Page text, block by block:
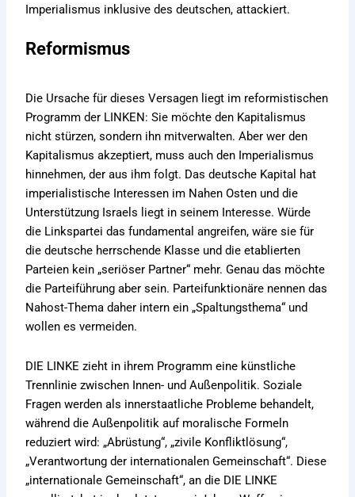
Imperialismus inklusive des deutschen, attackiert.
Reformismus
Die Ursache für dieses Versagen liegt im reformistischen
Programm der LINKEN: Sie möchte den Kapitalismus
nicht stürzen, sondern ihn mitverwalten. Aber wer den
Kapitalismus akzeptiert, muss auch den Imperialismus
hinnehmen, der aus ihm folgt. Das deutsche Kapital hat
imperialistische Interessen im Nahen Osten und die
Unterstützung Israels liegt in seinem Interesse. Würde
die Linkspartei das fundamental angreifen, wäre sie für
die deutsche herrschende Klasse und die etablierten
Parteien kein „seriöser Partner“ mehr. Genau das möchte
die Parteiführung aber sein. Parteifunktionäre nennen das
Nahost-Thema daher intern ein „Spaltungsthema“ und
wollen es vermeiden.
DIE LINKE zieht in ihrem Programm eine künstliche
Trennlinie zwischen Innen- und Außenpolitik. Soziale
Fragen werden als innerstaatliche Probleme behandelt,
während die Außenpolitik auf moralische Formeln
reduziert wird: „Abrüstung“, „zivile Konfliktlösung“,
„Verantwortung der internationalen Gemeinschaft“. Diese
„internationale Gemeinschaft“, an die DIE LINKE